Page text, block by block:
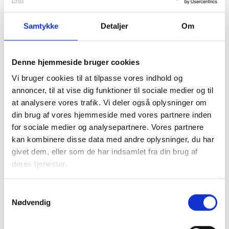
Samtykke Detaljer Om
Denne hjemmeside bruger cookies
Vi bruger cookies til at tilpasse vores indhold og
annoncer, til at vise dig funktioner til sociale medier og til
at analysere vores trafik. Vi deler også oplysninger om
din brug af vores hjemmeside med vores partnere inden
for sociale medier og analysepartnere. Vores partnere
kan kombinere disse data med andre oplysninger, du har
givet dem, eller som de har indsamlet fra din brug af
deres tjenester.
Nødvendig
realkreditlån, der optages til finansiering af en
afdelings udgifter til opretning, udbedring,
vedligeholdelse, forbedring, ombygning,
sammenlægning af lejligheder og miljøforbedring.
sådanne lån.
Fremover vil det være boligorganisationen, der af
sine dispositionsfondsmidler skal dække en afdelings
udgifter til tab som følge af ledige/tomme boliger. I
særlige tilfælde kan kommunalbestyrelsen dog
godkende, at disse udgifter helt eller delvist alligevel
ikke skal dækkes af dispositionsfonden.
boligportal.